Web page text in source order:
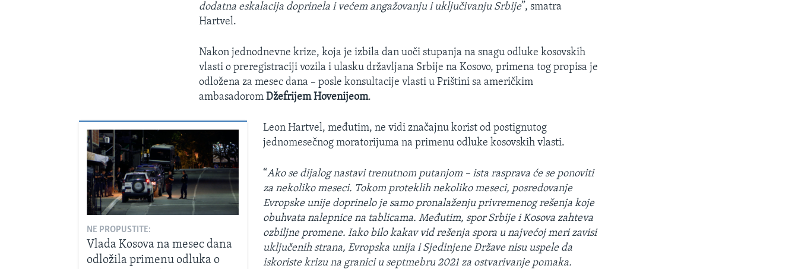
dodatna eskalacija doprinela i većem angažovanju i uključivanju Srbije”, smatra
Hartvel.
Nakon jednodnevne krize, koja je izbila dan uoči stupanja na snagu odluke kosovskih
vlasti o preregistraciji vozila i ulasku državljana Srbije na Kosovo, primena tog propisa je
odložena za mesec dana – posle konsultacije vlasti u Prištini sa američkim
ambasadoromDžefrijem Hovenijeom.
NE PROPUSTITE:
Vlada Kosova na mesec dana
odložila primenu odluka o
Leon Hartvel, međutim, ne vidi značajnu korist od postignutog
jednomesečnog moratorijuma na primenu odluke kosovskih vlasti.
“Ako se dijalog nastavi trenutnom putanjom – ista rasprava će se ponoviti
za nekoliko meseci. Tokom proteklih nekoliko meseci, posredovanje
Evropske unije doprinelo je samo pronalaženju privremenog rešenja koje
obuhvata nalepnice na tablicama. Međutim, spor Srbije i Kosova zahteva
ozbiljne promene. Iako bilo kakav vid rešenja spora u najvećoj meri zavisi
uključenih strana, Evropska unija i Sjedinjene Države nisu uspele da
iskoriste krizu na granici u septmebru 2021 za ostvarivanje pomaka.